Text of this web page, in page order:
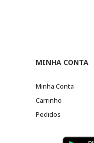
MINHA CONTA
Minha Conta
Carrinho
Pedidos